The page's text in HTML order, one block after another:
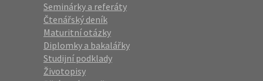
Seminárky a referáty
Čtenářský deník
Maturitní otázky
Diplomky a bakalářky
Studijní podklady
Životopisy